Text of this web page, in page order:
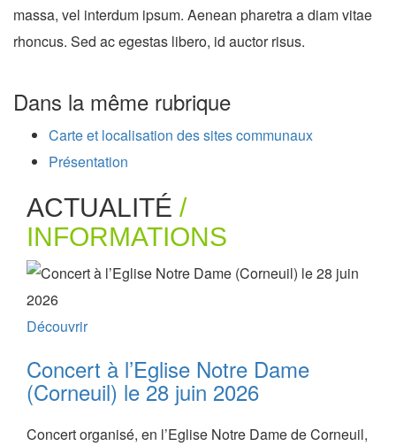
massa, vel interdum ipsum. Aenean pharetra a diam vitae
rhoncus. Sed ac egestas libero, id auctor risus.
Dans la même rubrique
Carte et localisation des sites communaux
Présentation
ACTUALITÉ /
INFORMATIONS
Découvrir
Concert à l’Eglise Notre Dame
(Corneuil) le 28 juin 2026
Concert organisé, en l’Eglise Notre Dame de Corneuil,